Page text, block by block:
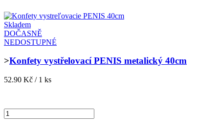
Skladem
DOČASNĚ
NEDOSTUPNÉ
>Konfety vystřelovací PENIS metalický 40cm
52.90 Kč / 1 ks